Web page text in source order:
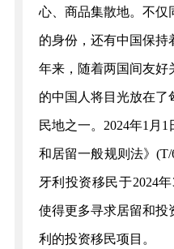
心、商品集散地。不仅
的身份，还有中国保持
年来，随着两国间友好
的中国人将目光放在了
民地之一。2024年1月
和居留一般规则法》
牙利投资移民于2024
使得更多寻求居留和投
利的投资移民项目。